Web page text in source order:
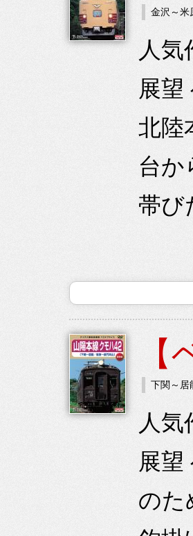
金沢～米
人
展望
北陸
台か
帯び
下関～居
人
展望
のた